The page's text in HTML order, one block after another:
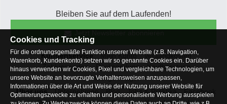
Bleiben Sie auf dem Laufenden!
Kundenservice Mein Konto
Versandkosten
Zahlungsarten
Rücksendung
Kaufberatung
Häufige Fragen
Über uns
Unternehmen Blog Jobs & Praktika
Facebook
Osterfeldsee
Archiv Sitemap Kontaktformular
Cookies und Tracking
Für die ordnungsgemäße Funktion unserer Website (z.B. Navigation,
Warenkorb, Kundenkonto) setzen wir so genannte Cookies ein. Darüber
hinaus verwenden wir Cookies, Pixel und vergleichbare Technologien, um
unsere Website an bevorzugte Verhaltensweisen anzupassen,
Informationen über die Art und Weise der Nutzung unserer Website für
Optimierungszwecke zu erhalten und personalisierte Werbung ausspielen